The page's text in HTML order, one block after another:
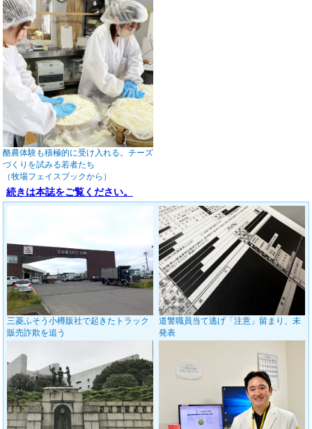
酪農体験も積極的に受け入れる。チーズ
づくりを試みる若者たち
（牧場フェイスブックから）
続きは本誌をご覧ください。
三菱ふそう小樽販社で起きたトラック
販売詐欺を追う
道警職員当て逃げ「注意」留まり、未
発表